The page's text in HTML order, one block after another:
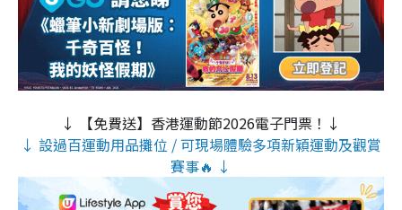
↓ 【免費送】香港運動節2026電子門票！↓
↓ 設過百運動用品攤位 / 可現場體驗多項新穎運動及觀賞
賽事🔥 ↓